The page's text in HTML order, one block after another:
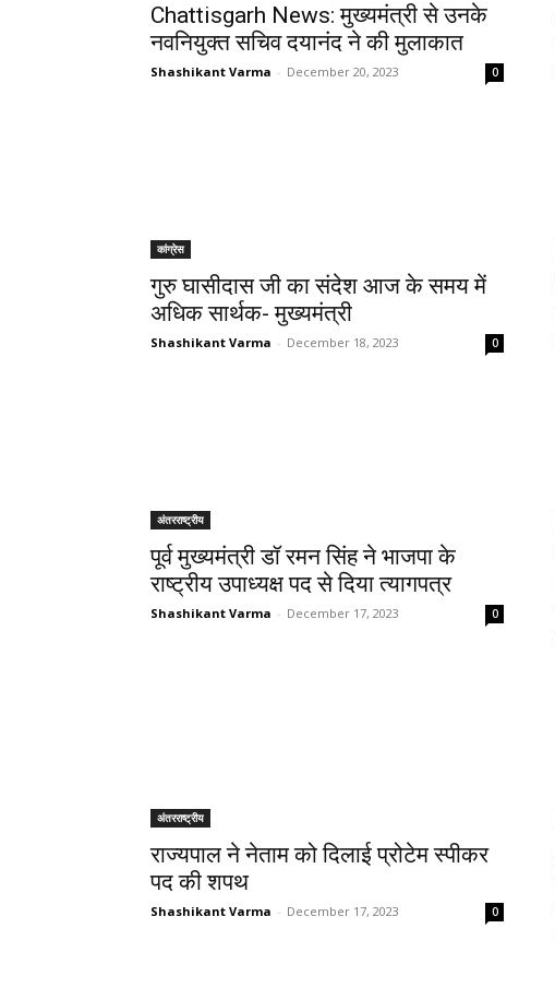
Chattisgarh News: मुख्यमंत्री से उनके
नवनियुक्त सचिव दयानंद ने की मुलाकात
Shashikant Varma - December 20, 2023 0
कांग्रेस
गुरु घासीदास जी का संदेश आज के समय में
अधिक सार्थक- मुख्यमंत्री
Shashikant Varma - December 18, 2023 0
अंतरराष्ट्रीय
पूर्व मुख्यमंत्री डॉ रमन सिंह ने भाजपा के
राष्ट्रीय उपाध्यक्ष पद से दिया त्यागपत्र
Shashikant Varma - December 17, 2023 0
अंतरराष्ट्रीय
राज्यपाल ने नेताम को दिलाई प्रोटेम स्पीकर
पद की शपथ
Shashikant Varma - December 17, 2023 0